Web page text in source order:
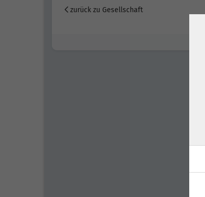
zurück zu Gesellschaft